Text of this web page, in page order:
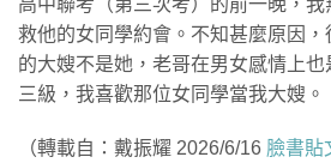
救他的女同學約會。不知甚麼原因
的大嫂不是她，老哥在男女感情上
三級，我喜歡那位女同學當我大嫂。
（轉載自：戴振耀 2026/6/16 臉書貼